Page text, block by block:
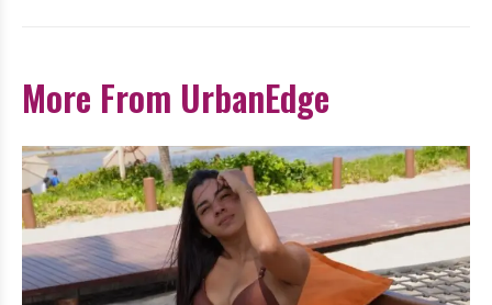
More From UrbanEdge